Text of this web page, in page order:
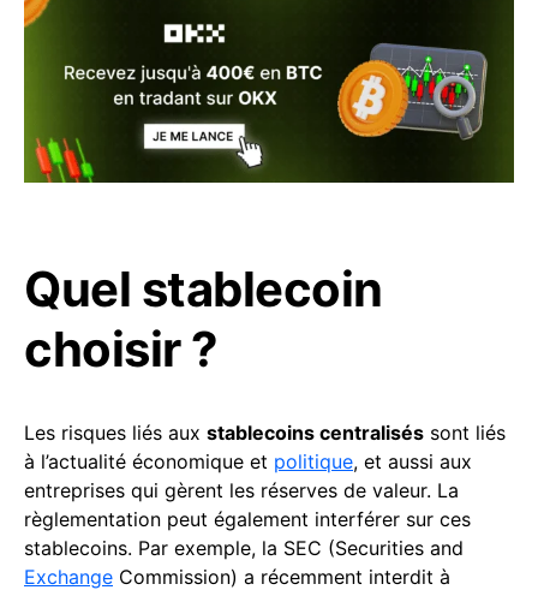
Quel stablecoin
choisir ?
Les risques liés aux stablecoins centralisés sont liés
à l’actualité économique et politique, et aussi aux
entreprises qui gèrent les réserves de valeur. La
règlementation peut également interférer sur ces
stablecoins. Par exemple, la SEC (Securities and
Exchange Commission) a récemment interdit à